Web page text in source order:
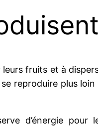
fruits et à
reproduire plus
d’énergie pour